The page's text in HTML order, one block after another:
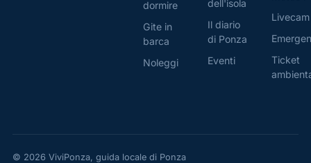
dormire
Gite in
barca
Noleggi
dell'isola
Il diario
di Ponza
Eventi
Livecam
Ticket
© 2026 ViviPonza, guida locale di Ponza